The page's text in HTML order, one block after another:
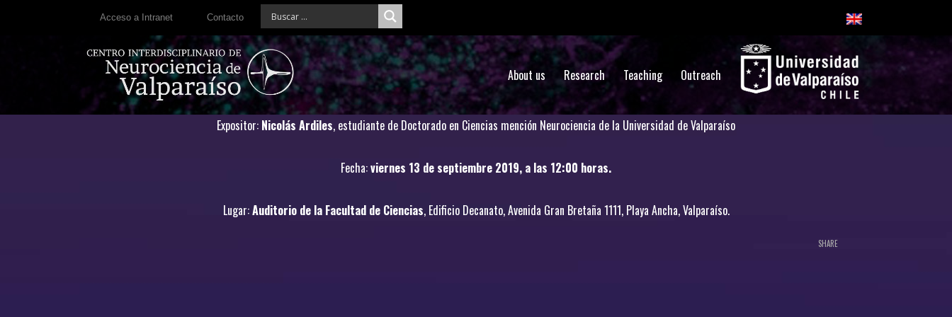
Acceso a Intranet Contacto
About us Research Teaching Outreach
Expositor: Nicolás Ardiles, estudiante de Doctorado en Ciencias mención Neurociencia de la Universidad de Valparaíso
Fecha:viernes 13 de septiembre 2019, a las 12:00 horas.
Lugar:Auditorio de la Facultad de Ciencias, Edificio Decanato, Avenida Gran Bretaña 1111, Playa Ancha, Valparaíso.
SHARE